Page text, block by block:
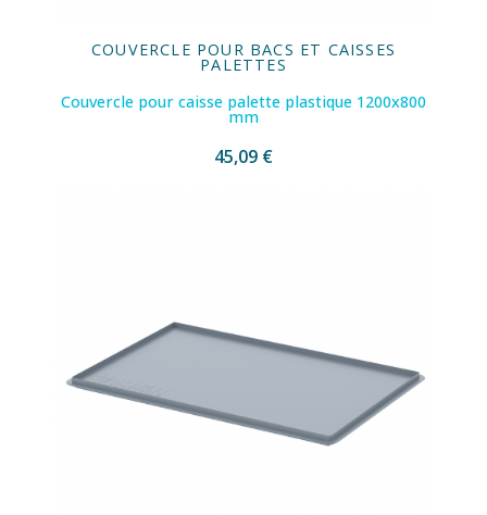
COUVERCLE POUR BACS ET CAISSES
PALETTES
Couvercle pour caisse palette plastique 1200x800
mm
45,09 €